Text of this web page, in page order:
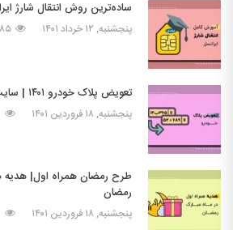
ساده‌ترین روش انتقال شارژ
پنجشنبه, ۱۲ خرداد ۱۴۰۱
تعویض پلاک خودرو ۱۴۰۱ | سایت نوبت دهی تعویض پلاک
پنجشنبه, ۱۸ فروردین ۱۴۰۱
طرح رمضان همراه اول| هدیه
رمضان
پنجشنبه, ۱۸ فروردین ۱۴۰۱